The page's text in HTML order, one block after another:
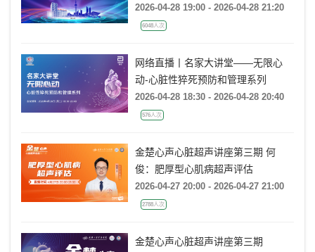
疗技术交流
2026-04-28 19:00 - 2026-04-28 21:20
6048人次
网络直播丨名家大讲堂——无限心
动-心脏性猝死预防和管理系列
2026-04-28 18:30 - 2026-04-28 20:40
576人次
金楚心声心脏超声讲座第三期 何
俊：肥厚型心肌病超声评估
2026-04-27 20:00 - 2026-04-27 21:00
2788人次
金楚心声心脏超声讲座第三期